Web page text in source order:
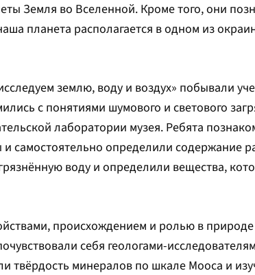
Земля во Вселенной. Кроме того, они
планета располагается в одном из
землю, воду и воздух» побывали
с понятиями шумового и светового
лаборатории музея. Ребята
самостоятельно определили содержание
воду и определили вещества,
происхождением и ролью в
себя геологами-
твёрдость минералов по шкале Мооса и